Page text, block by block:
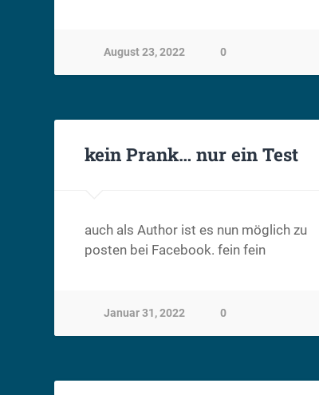
August 23, 2022 0
kein Prank… nur ein Test
auch als Author ist es nun möglich zu
posten bei Facebook. fein fein
Januar 31, 2022 0